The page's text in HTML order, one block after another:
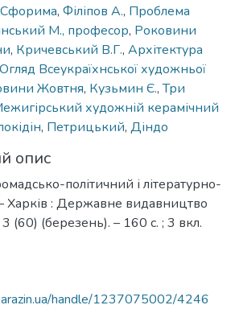
, Філіпов А., Проблема
М., професор, Роковини
, Кричевський В.Г., Архітектура
Огляд Всеукраїхнської художньої
Жовтня, Кузьмин Є.,Три
художній керамічний
, Петрицький, Діндо
опис
політичний і літературно-
Харків : Державне видавництво
(60) (березень). – 160 с. ; 3 вкл.
handle/1237075002/4246